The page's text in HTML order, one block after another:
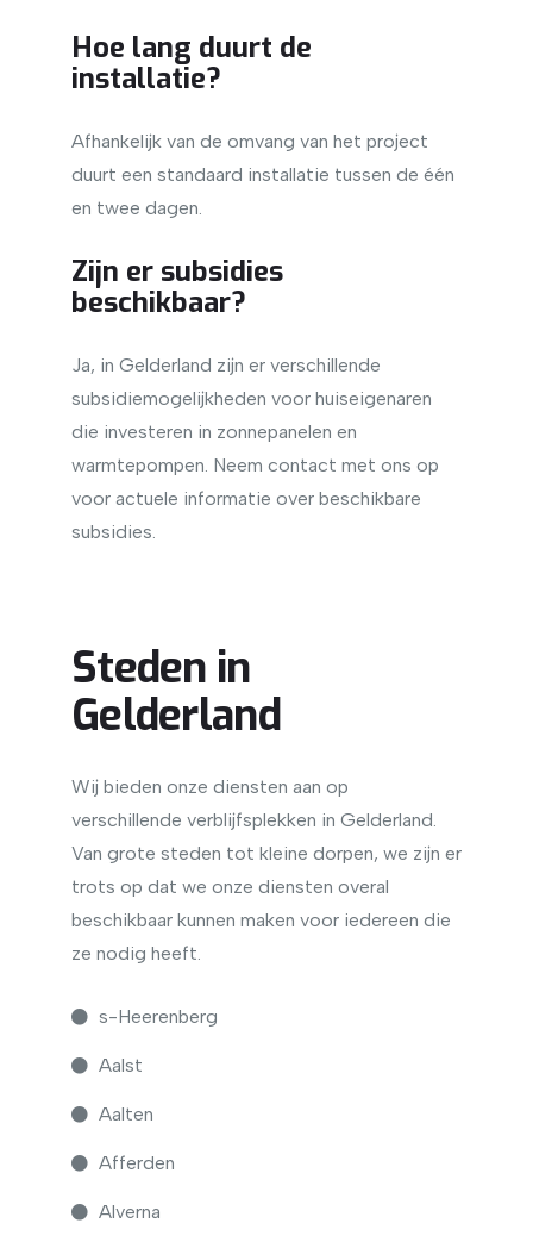
Hoe lang duurt de
installatie?
Afhankelijk van de omvang van het project
duurt een standaard installatie tussen de één
en twee dagen.
Zijn er subsidies
beschikbaar?
Ja, in Gelderland zijn er verschillende
subsidiemogelijkheden voor huiseigenaren
die investeren in zonnepanelen en
warmtepompen. Neem contact met ons op
voor actuele informatie over beschikbare
subsidies.
Steden in
Gelderland
Wij bieden onze diensten aan op
verschillende verblijfsplekken in Gelderland.
Van grote steden tot kleine dorpen, we zijn er
trots op dat we onze diensten overal
beschikbaar kunnen maken voor iedereen die
ze nodig heeft.
s-Heerenberg
Aalst
Aalten
Afferden
Alverna